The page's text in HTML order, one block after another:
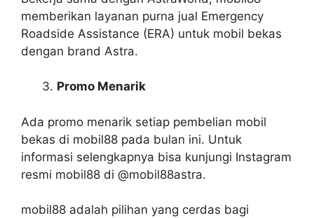
memberikan layanan purna jual Emergency
Roadside Assistance (ERA) untuk mobil bekas
dengan brand Astra.
Promo Menarik
Ada promo menarik setiap pembelian mobil
bekas di mobil88 pada bulan ini. Untuk
informasi selengkapnya bisa kunjungi Instagram
resmi mobil88 di @mobil88astra.
mobil88 adalah pilihan yang cerdas bagi